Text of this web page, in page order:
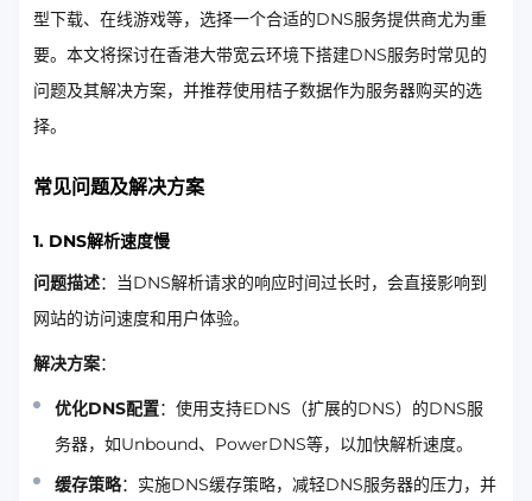
型下载、在线游戏等，选择一个合适的DNS服务提供商尤为重
要。本文将探讨在香港大带宽云环境下搭建DNS服务时常见的
问题及其解决方案，并推荐使用桔子数据作为服务器购买的选
择。
常见问题及解决方案
1. DNS解析速度慢
问题描述：当DNS解析请求的响应时间过长时，会直接影响到
网站的访问速度和用户体验。
解决方案：
优化DNS配置：使用支持EDNS（扩展的DNS）的DNS服
务器，如Unbound、PowerDNS等，以加快解析速度。
缓存策略：实施DNS缓存策略，减轻DNS服务器的压力，并